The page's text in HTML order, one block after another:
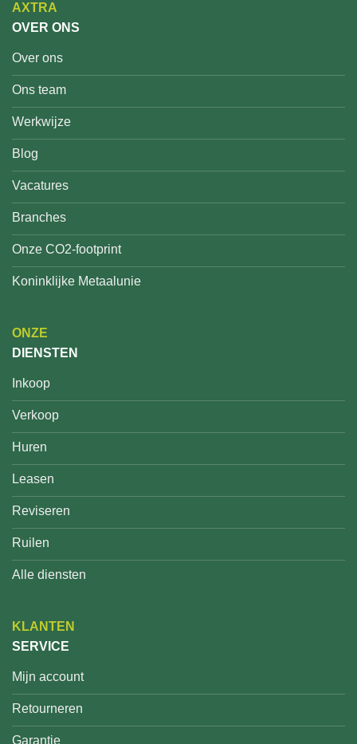
AXTRA
OVER ONS
Over ons
Ons team
Werkwijze
Blog
Vacatures
Branches
Onze CO2-footprint
Koninklijke Metaalunie
ONZE
DIENSTEN
Inkoop
Verkoop
Huren
Leasen
Reviseren
Ruilen
Alle diensten
KLANTEN
SERVICE
Mijn account
Retourneren
Garantie